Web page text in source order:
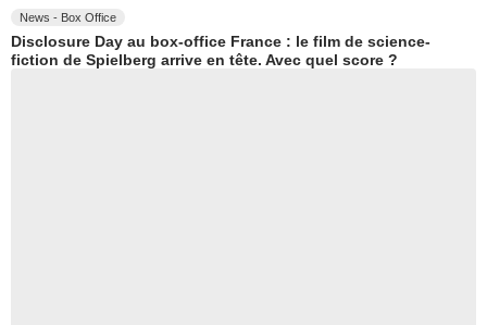
News - Box Office
Disclosure Day au box-office France : le film de science-
fiction de Spielberg arrive en tête. Avec quel score ?